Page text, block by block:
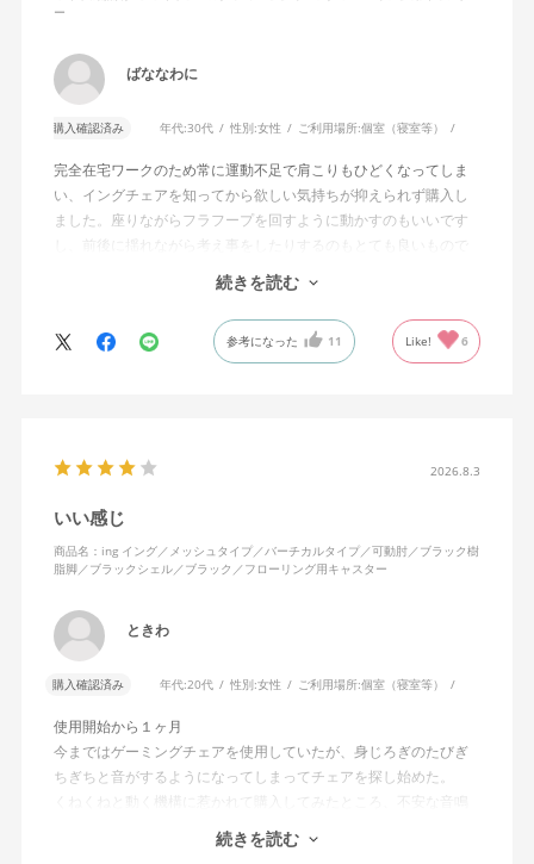
ー
ばななわに
購入確認済み 年代:30代 性別:女性 ご利用場所:個室（寝室等）
完全在宅ワークのため常に運動不足で肩こりもひどくなってしま
い、イングチェアを知ってから欲しい気持ちが抑えられず購入し
ました。座りながらフラフープを回すように動かすのもいいです
し、前後に揺れながら考え事をしたりするのもとても良いもので
す。カチャカチャ音が鳴るわけではないのですが、オフィスで揺
れてばっかだと怒られそうですが、自宅なら何も気にせずに使え
特に前後に揺らす時にヘッドレストありで購入して良かったと思
えます。揺れを止める機能もちゃんとあります。
続きを読む
参考になった 11 Like! 6
2026.8.3
いい感じ
商品名：ing イング／メッシュタイプ／バーチカルタイプ／可動肘／ブラック樹
脂脚／ブラックシェル／ブラック／フローリング用キャスター
ときわ
購入確認済み 年代:20代 性別:女性 ご利用場所:個室（寝室等）
使用開始から１ヶ月
今まではゲーミングチェアを使用していたが、身じろぎのたびぎ
ちぎちと音がするようになってしまってチェアを探し始めた。
くねくねと動く機構に惹かれて購入してみたところ、不安な音鳴
りは無くなった！但し座る時と立つ時はカッチョンと音がする。
これは座っていない時に椅子が倒れないように立ち上がると水平
続きを読む